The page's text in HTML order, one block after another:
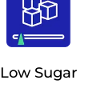
Low Sugar